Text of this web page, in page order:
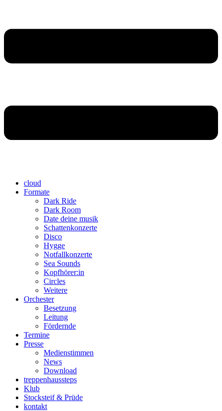
cloud
Formate
Dark Ride
Dark Room
Date deine musik
Schattenkonzerte
Disco
Hygge
Notfallkonzerte
Sea Sounds
Kopfhörer:in
Circles
Weitere
Orchester
Besetzung
Leitung
Fördernde
Termine
Presse
Medienstimmen
News
Download
treppenhaussteps
Klub
Stocksteif & Prüde
kontakt